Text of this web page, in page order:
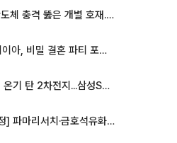
[증시키워드] 반도체 충격 뚫은 개별 호재...포스코퓨처엠·에코프로·한화솔루션 '눈길'
톰 홀랜드♥젠데이아, 비밀 결혼 파티 포착⋯호텔 대관비만 9억
[특징주] 반도체 온기 탄 2차전지...삼성SDI, 장 초반 7% 넘게 껑충
[오늘의 증시일정] 파마리서치·금호석유화학·코오롱인더·상상인증권 등